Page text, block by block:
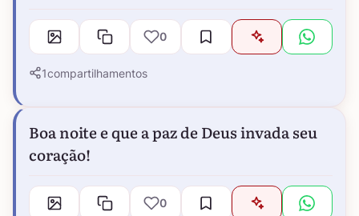
0
1compartilhamentos
Boa noite e que a paz de Deus invada seu
coração!
0